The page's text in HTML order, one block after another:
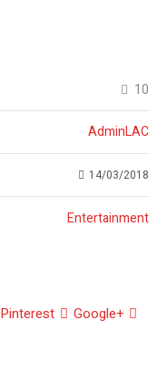
10
AdminLAC
14/03/2018
Entertainment
Pinterest
Google+